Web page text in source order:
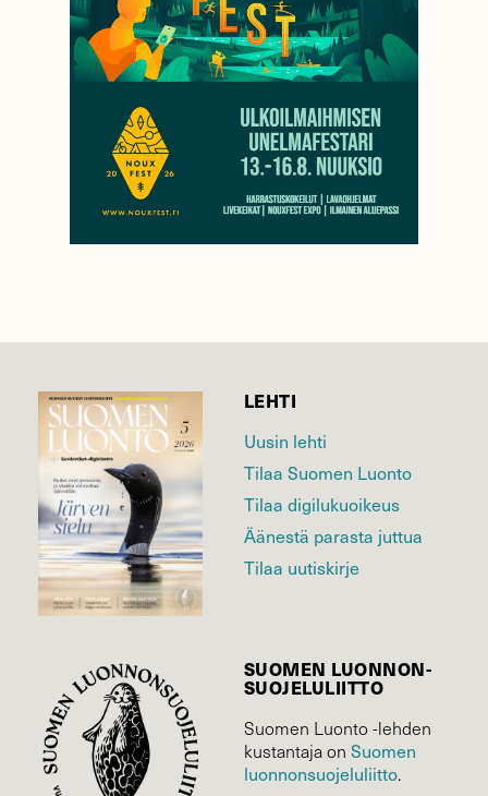
LEHTI
Uusin lehti
Tilaa Suomen Luonto
Tilaa digilukuoikeus
Äänestä parasta juttua
Tilaa uutiskirje
SUOMEN LUONNON­
SUOJELU­LIITTO
Suomen Luonto -lehden
kustantaja on Suomen
luonnonsuojelu­liitto.